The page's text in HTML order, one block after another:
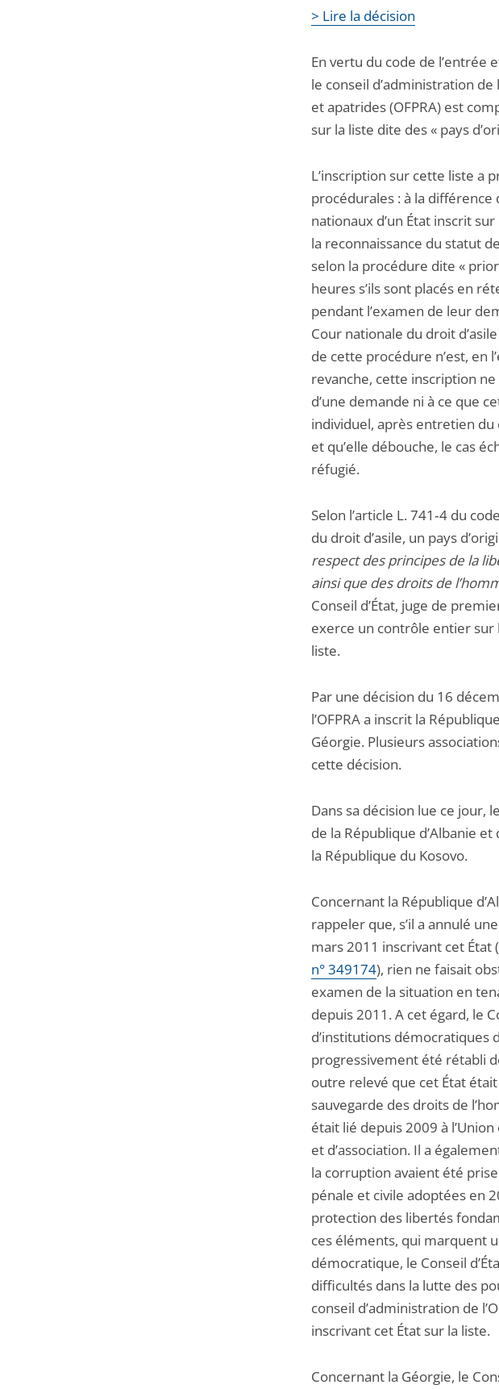
> Lire la décision
En vertu du code de l’entrée
le conseil d’administration
et apatrides (OFPRA) est
sur la liste dite des « pays
L’inscription sur cette liste a
procédurales : à la différence
nationaux d’un État inscrit
la reconnaissance du statut
selon la procédure dite «
heures s’ils sont placés en
pendant l’examen de leur
Cour nationale du droit
de cette procédure n’est, en
revanche, cette inscription ne
d’une demande ni à ce que
individuel, après entretien
et qu’elle débouche, le cas
réfugié.
Selon l’article L. 741‑4 du
du droit d’asile, un pays
respect des principes de la
ainsi que des droits de
Conseil d’État, juge de
exerce un contrôle entier sur
liste.
Par une décision du 16
l’OFPRA a inscrit la
Géorgie. Plusieurs
cette décision.
Dans sa décision lue ce jour,
de la République d’Albanie
la République du Kosovo.
Concernant la République
rappeler que, s’il a annulé
mars 2011 inscrivant cet État
n° 349174), rien ne faisait
examen de la situation en
depuis 2011. A cet égard, le
d’institutions
progressivement été rétabli
outre relevé que cet État
sauvegarde des droits de
était lié depuis 2009 à
et d’association. Il a
la corruption avaient été
pénale et civile adoptées en
protection des libertés
ces éléments, qui marquent
démocratique, le Conseil
difficultés dans la lutte des
conseil d’administration de
inscrivant cet État sur la liste.
Concernant la Géorgie, le